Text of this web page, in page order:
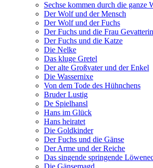
Sechse kommen durch die ganze
Der Wolf und der Mensch
Der Wolf und der Fuchs
Der Fuchs und die Frau Gevatterin
Der Fuchs und die Katze
Die Nelke
Das kluge Gretel
Der alte Großvater und der Enkel
Die Wassernixe
Von dem Tode des Hühnchens
Bruder Lustig
De Spielhansl
Hans im Glück
Hans heiratet
Die Goldkinder
Der Fuchs und die Gänse
Der Arme und der Reiche
Das singende springende
Die Gänsemagd